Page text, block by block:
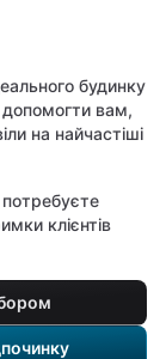
будинку
вам,
на найчастіші
клієнтів